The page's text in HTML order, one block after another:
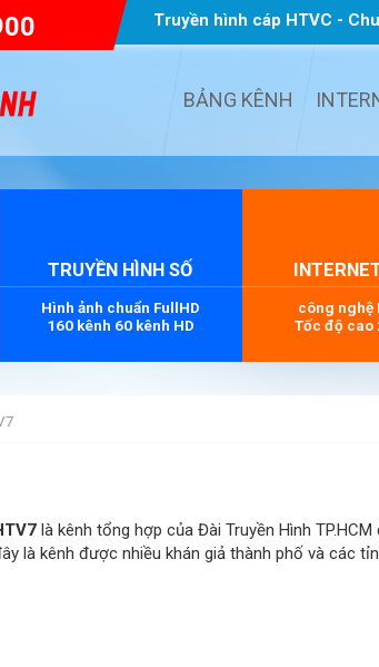
Truyền hình cáp HTVC -
BẢNG KÊNH
TRUYỀN HÌNH SỐ
Hình ảnh chuẩn FullHD
160 kênh 60 kênh HD
công nghệ
Tốc độ cao
là kênh tổng hợp của Đài Truyền Hình
là kênh được nhiều khán giả thành phố và các